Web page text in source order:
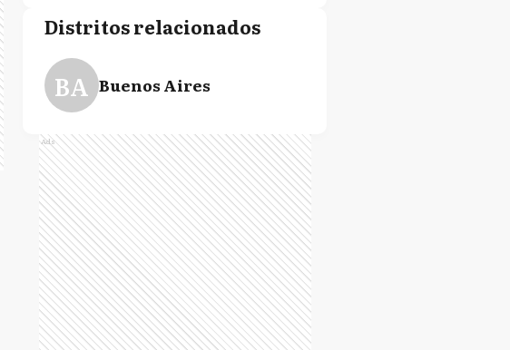
Distritos relacionados
BA Buenos Aires
Ads